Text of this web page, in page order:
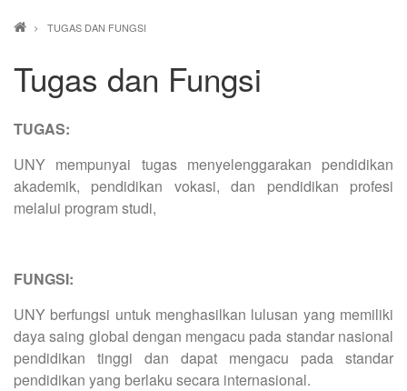
Breadcrumb
TUGAS DAN FUNGSI
Tugas dan Fungsi
TUGAS:
UNY mempunyai tugas menyelenggarakan pendidikan
akademik, pendidikan vokasi, dan pendidikan profesi
melalui program studi,
FUNGSI:
UNY berfungsi untuk menghasilkan lulusan yang memiliki
daya saing global dengan mengacu pada standar nasional
pendidikan tinggi dan dapat mengacu pada standar
pendidikan yang berlaku secara internasional.